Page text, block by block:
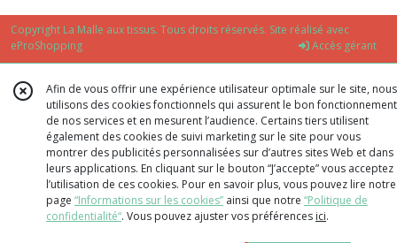
Copyright La Malle aux tissus. Tous droits réservés. Site réalisé avec
eProShopping
Accès gérant
Afin de vous offrir une expérience utilisateur optimale sur le site, nous
utilisons des cookies fonctionnels qui assurent le bon fonctionnement
de nos services et en mesurent l’audience. Certains tiers utilisent
également des cookies de suivi marketing sur le site pour vous
montrer des publicités personnalisées sur d’autres sites Web et dans
leurs applications. En cliquant sur le bouton “J’accepte” vous acceptez
l’utilisation de ces cookies. Pour en savoir plus, vous pouvez lire notre
page “Informations sur les cookies” ainsi que notre “Politique de
confidentialité“. Vous pouvez ajuster vos préférences ici.